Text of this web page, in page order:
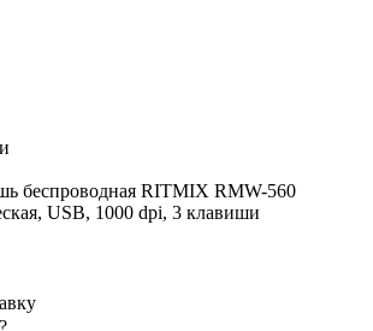
беспроводная RITMIX RMW-560
USB, 1000 dpi, 3 клавиши